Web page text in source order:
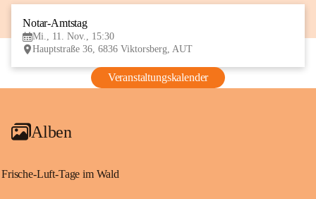
Notar-Amtstag
Mi., 11. Nov., 15:30
Hauptstraße 36, 6836 Viktorsberg, AUT
Veranstaltungskalender
Alben
Frische-Luft-Tage im Wald